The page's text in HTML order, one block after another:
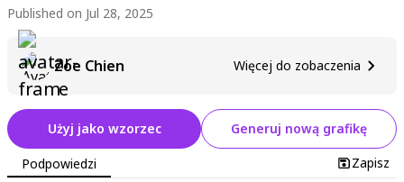
Published on Jul 28, 2025
Zoe Chien Więcej do zobaczenia
Użyj jako wzorzec Generuj nową grafikę
Podpowiedzi Zapisz